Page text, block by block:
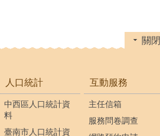
關閉
人口統計
中西區人口統計資
料
臺南市人口統計資
互動服務
主任信箱
服務問卷調查